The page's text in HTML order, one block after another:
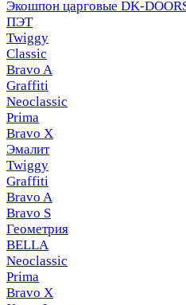
Экошпон царговые DK-
ПЭТ
Twiggy
Classic
Bravo A
Graffiti
Neoclassic
Prima
Bravo X
Эмалит
Twiggy
Graffiti
Bravo A
Bravo S
Геометрия
BELLA
Neoclassic
Prima
Bravo X